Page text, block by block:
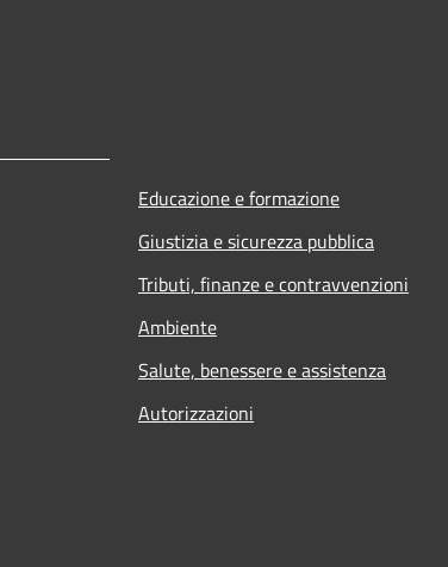
Educazione e formazione
Giustizia e sicurezza pubblica
Tributi, finanze e contravvenzioni
Ambiente
Salute, benessere e assistenza
Autorizzazioni